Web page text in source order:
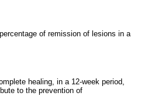
of remission of lesions in a
healing, in a 12-week period,
to the prevention of